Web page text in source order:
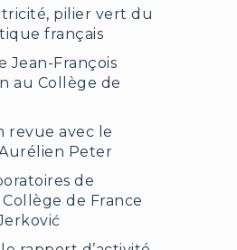
pilier vert du
français
Jean-François
au Collège de
revue avec le
Peter
de
de France